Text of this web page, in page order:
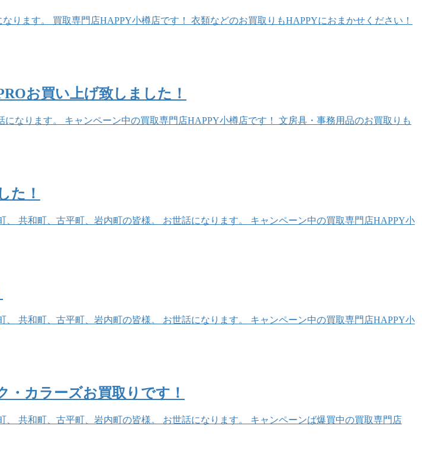
ます。 買取専門店HAPPY小樽店です！ 衣類などのお買取りもHAPPYにおまかせください！
お買い上げ致しました！
なります。 キャンペーン中の買取専門店HAPPY小樽店です！ 文房具・事務用品のお買取りも
た！
共和町、古平町、岩内町の皆様。 お世話になります。 キャンペーン中の買取専門店HAPPY小
共和町、古平町、岩内町の皆様。 お世話になります。 キャンペーン中の買取専門店HAPPY小
カラーズお買取りです！
共和町、古平町、岩内町の皆様。 お世話になります。 キャンペーンば爆買中の買取専門店